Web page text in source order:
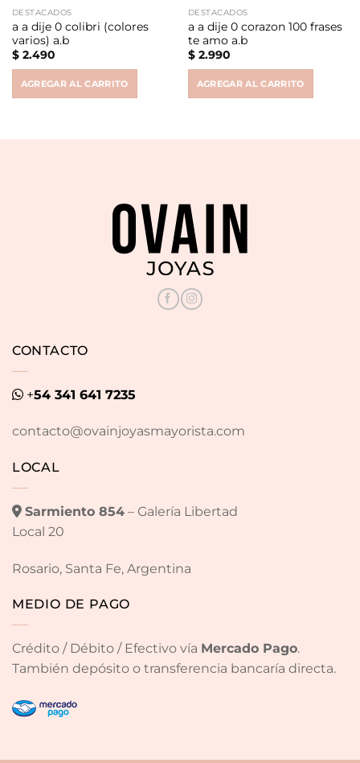
DESTACADOS
a a dije 0 colibri (colores
varios) a.b
$2.490
AGREGAR AL CARRITO
DESTACADOS
a a dije 0 corazon 100 frases
te amo a.b
$2.990
AGREGAR AL CARRITO
LOCAL
Sarmiento 854– Galería Libertad
Local 20
Rosario, Santa Fe, Argentina
MEDIO DE PAGO
Crédito / Débito / Efectivo vía Mercado Pago.
También depósito o transferencia bancaría directa.
CONTACTO
+54 341 641 7235
contacto@ovainjoyasmayorista.com